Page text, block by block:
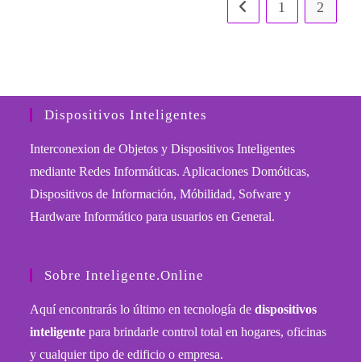
Ir a la página anterior
1 2
Dispositivos Inteligentes
Interconexion de Objetos y Dispositivos Inteligentes
mediante Redes Informáticas. Aplicaciones Domóticas,
Dispositivos de Información, Móbilidad, Sofware y
Hardware Informático para usuarios en General.
Sobre Inteligente.Online
Aquí encontrarás lo último en tecnología dedispositivos
inteligente para brindarle control total en hogares, oficinas
y cualquier tipo de edificio o empresa.